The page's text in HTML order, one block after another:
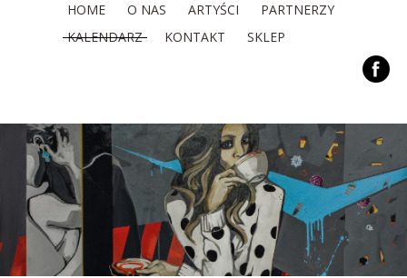
HOME O NAS ARTYŚCI
PARTNERZY
KALENDARZ
KONTAKT SKLEP